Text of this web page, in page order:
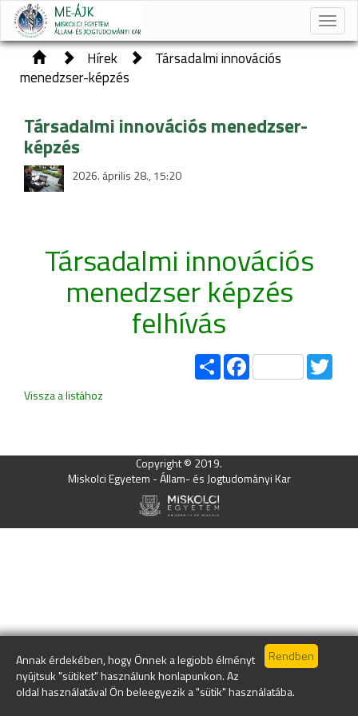
Annak érdekében, hogy Önnek a legjobb élményt
nyújtsuk "sütiket" használunk honlapunkon. Az
oldal használatával Ön beleegyezik a "sütik" használatába.
Toggle
Hírek
Társadalmi innovációs
menedzser-képzés
Társadalmi innovációs menedzser-
képzés
2026. április 28., 15:20
Társadalmi innovációs
menedzser képzés
felhívás
ShareFacebook
Vissza a listához
Copyright © 2019.
Miskolci Egyetem - Állam- és Jogtudományi Kar